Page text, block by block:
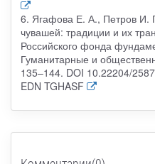
6. Ягафова Е. А., Петров И.
чувашей: традиции и их
Российского фонда
Гуманитарные и
135–144. DOI 10.22204/
EDN TGHASF